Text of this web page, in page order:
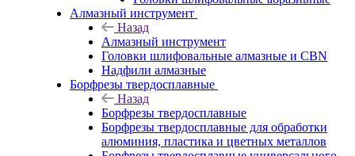
Алмазный инструмент
Назад
Алмазный инструмент
Головки шлифовальные алмазные и CBN
Надфили алмазные
Борфрезы твердосплавные
Назад
Борфрезы твердосплавные
Борфрезы твердосплавные для обработки
алюминия, пластика и цветных металлов